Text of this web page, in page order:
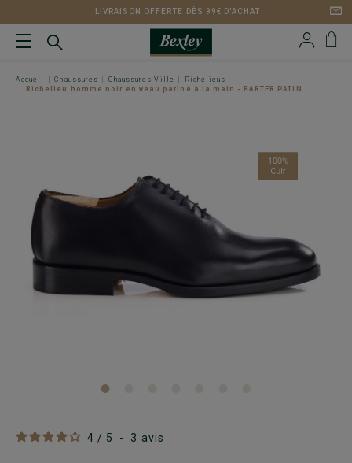
LIVRAISON OFFERTE DÈS 99€ D'ACHAT
Accueil Chaussures Chaussures Ville
Richelieus
Richelieu homme noir en veau patiné à la main - BARTER PATIN
4 / 5 - 3 avis